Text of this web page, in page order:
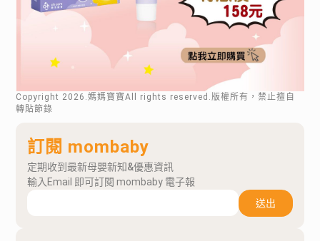
Copyright 2026 .媽媽寶寶All rights reserved.版權所有，禁止擅自
轉貼節錄
訂閱 mombaby
定期收到最新母嬰新知&優惠資訊
輸入Email 即可訂閱 mombaby 電子報
送出